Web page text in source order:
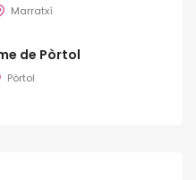
Marratxí
de Pòrtol
Pòrtol